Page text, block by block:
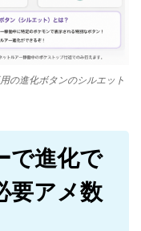
の進化ボタンのシルエット
で進化で
要アメ数